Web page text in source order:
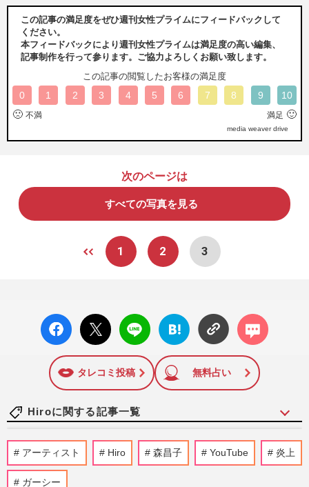
この記事の満足度をぜひ週刊女性プライムにフィードバックして
ください。
本フィードバックにより週刊女性プライムは満足度の高い編集、
記事制作を行って参ります。ご協力よろしくお願い致します。
この記事の閲覧したお客様の満足度
0 1 2 3 4 5 6 7 8 9 10
🙁 不満 満足 🙂
media weaver drive
次のページは
すべての写真を見る
1 2 3
facebo
ok い
X ポス
ト
LINE
はてな
ブック
に追加
コメン
ト
タレコミ投稿 無料占い
Hiroに関する記事一覧
山本舞香、妊娠中の“美腹筋＆へそ出し
姿”に「今何カ月?」の声… 〈X削除騒動か
アーティスト Hiro 森昌子 YouTube 炎上
ガーシー